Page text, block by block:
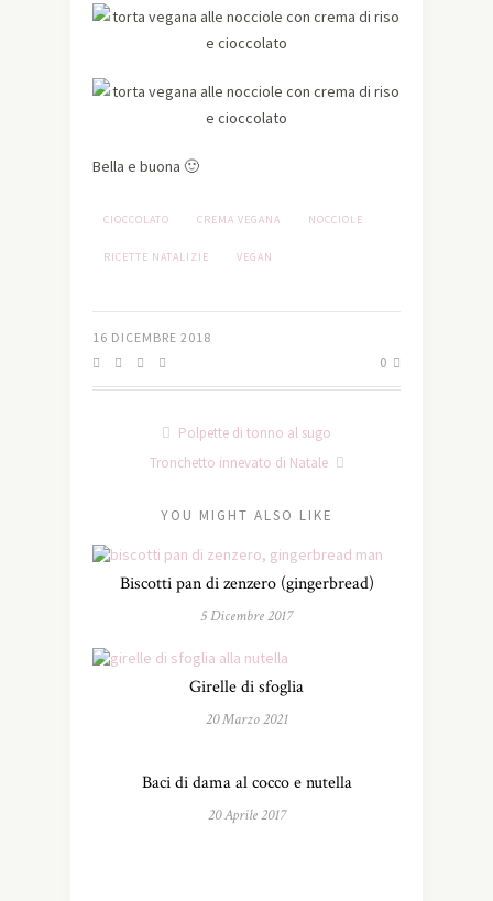
Bella e buona 🙂
CIOCCOLATO CREMA VEGANA NOCCIOLE
RICETTE NATALIZIE VEGAN
16 DICEMBRE 2018
0
Polpette di tonno al sugo
Tronchetto innevato di Natale
YOU MIGHT ALSO LIKE
Biscotti pan di zenzero (gingerbread)
5 Dicembre 2017
Girelle di sfoglia
20 Marzo 2021
Baci di dama al cocco e nutella
20 Aprile 2017